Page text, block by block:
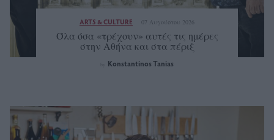
ARTS & CULTURE 07 Αυγούστου 2026
Όλα όσα «τρέχουν» αυτές τις ημέρες
στην Αθήνα και στα πέριξ
Konstantinos Tanias